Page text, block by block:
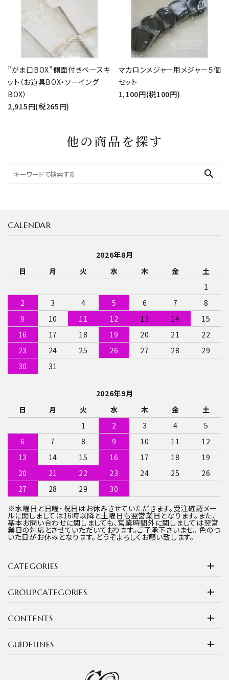
”がま口BOX”側面付きベースキ
ット（お道具BOX・ソーイング
BOX）
2,915円(税265円)
マカロンメジャー用メジャー５個
セット
1,100円(税100円)
他の商品を探す
search
CATEGORIES
GROUPCATEGORIES
CONTENTS
CALENDAR
2026年8月
日
月 火 水 木 金
土
1
2
3 4 5 6 7
8
9
10 11 12 13 14
15
16
17 18 19 20 21
22
23
24 25 26 27 28
29
30
31
2026年9月
日
月 火 水 木 金
土
1
2 3 4
5
6
7 8 9 10 11
12
13
14 15 16 17 18
19
20
21 22 23 24 25
26
27
28 29
30
※水曜日と日曜・祝日はお休みさせていただきます。受注確認メー
ルに関しましては16時以降と土曜日も翌営業日となります。また、
基本お問い合わせに関しましても、営業時間外に関しましては翌営
業日の対応とさせていただいております。ご了承下さいませ。 色のつ
いた日がお休みとなります。どうぞよろしくお願い致します。
GUIDELINES